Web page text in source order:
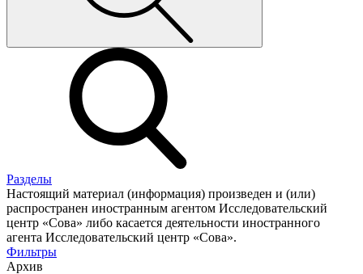
Разделы
Настоящий материал (информация) произведен и (или)
распространен иностранным агентом Исследовательский
центр «Сова» либо касается деятельности иностранного
агента Исследовательский центр «Сова».
Фильтры
Архив